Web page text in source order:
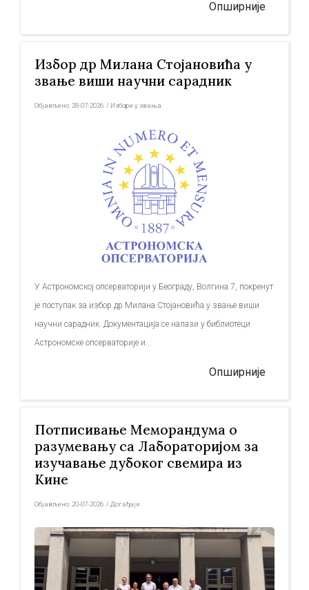
Опширније
Избор др Милана Стојановића у
звање виши научни сарадник
Објављено: 28-07-2026 / Избори у звања
У Астрономској опсерваторији у Београду, Волгина 7, покренут
је поступак за избор др Милана Стојановића у звање виши
научни сарадник. Документација се налази у библиотеци
Астрономске опсерваторије и...
Опширније
Потписивање Меморандума о
разумевању са Лабораторијом за
изучавање дубоког свемира из
Кине
Објављено: 20-07-2026 / Догађаји